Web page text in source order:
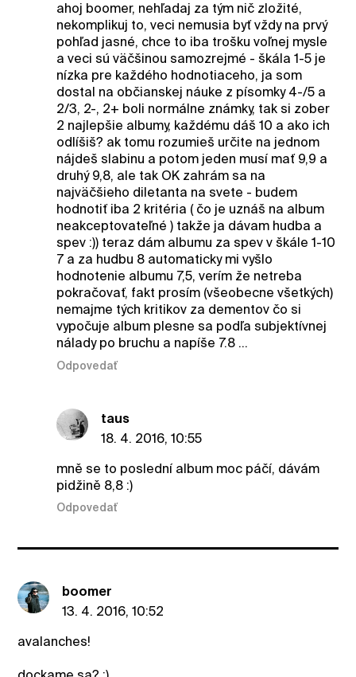
ahoj boomer, nehľadaj za tým nič zložité,
nekomplikuj to, veci nemusia byť vždy na prvý
pohľad jasné, chce to iba trošku voľnej mysle
a veci sú väčšinou samozrejmé - škála 1-5 je
nízka pre každého hodnotiaceho, ja som
dostal na občianskej náuke z písomky 4-/5 a
2/3, 2-, 2+ boli normálne známky, tak si zober
2 najlepšie albumy, každému dáš 10 a ako ich
odlíšiš? ak tomu rozumieš určite na jednom
nájdeš slabinu a potom jeden musí mať 9,9 a
druhý 9,8, ale tak OK zahrám sa na
najväčšieho diletanta na svete - budem
hodnotiť iba 2 kritéria ( čo je uznáš na album
neakceptovateľné ) takže ja dávam hudba a
spev :)) teraz dám albumu za spev v škále 1-10
7 a za hudbu 8 automaticky mi vyšlo
hodnotenie albumu 7,5, verím že netreba
pokračovať, fakt prosím (všeobecne všetkých)
nemajme tých kritikov za dementov čo si
vypočuje album plesne sa podľa subjektívnej
nálady po bruchu a napíše 7.8 ...
Odpovedať
taus
18. 4. 2016, 10:55
mně se to poslední album moc páčí, dávám
pidžině 8,8 :)
Odpovedať
boomer
13. 4. 2016, 10:52
avalanches!